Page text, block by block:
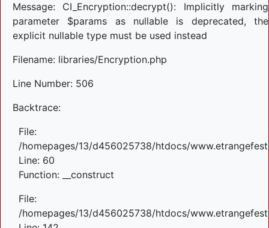
Message: CI_Encryption::decrypt(): Implicitly marking
parameter $params as nullable is deprecated, the
explicit nullable type must be used instead
Filename: libraries/Encryption.php
Line Number: 506
Backtrace:
File:
/homepages/13/d456025738/htdocs/
Line: 60
Function: __construct
File:
/homepages/13/d456025738/htdocs/